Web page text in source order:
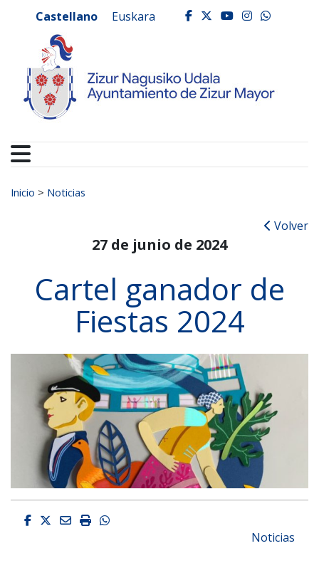
Ayuntamiento de
Castellano Euskara facebook
twitter
youtube
Buscar:
Inicio > Noticias
Volver
27 de junio de 2024
Cartel ganador de
Fiestas 2024
Facebook
Twitter
EmailImprimirWhatsapp
Noticias